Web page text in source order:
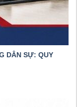
DÂN SỰ: QUY